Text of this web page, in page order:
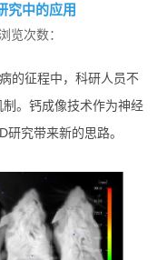
究中的应用
览次数：
的征程中，科研人员不
。钙成像技术作为神经
究带来新的思路。